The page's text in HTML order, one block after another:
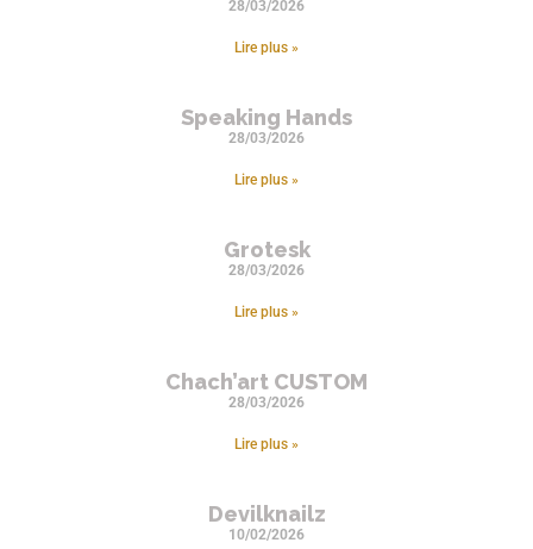
28/03/2026
Lire plus »
Speaking Hands
28/03/2026
Lire plus »
Grotesk
28/03/2026
Lire plus »
Chach’art CUSTOM
28/03/2026
Lire plus »
Devilknailz
10/02/2026